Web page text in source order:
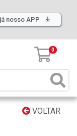
nosso APP
0
VOLTAR